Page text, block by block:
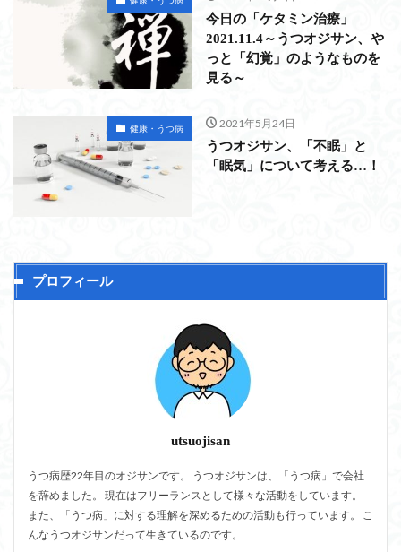
今日の「ケタミン治療」
2021.11.4～うつオジサン、や
っと「幻覚」のようなものを
見る～
健康・うつ病 2021年5月24日
うつオジサン、「不眠」と
「眠気」について考える…！
プロフィール
utsuojisan
うつ病歴22年目のオジサンです。 うつオジサンは、「うつ病」で会社
を辞めました。 現在はフリーランスとして様々な活動をしています。
また、「うつ病」に対する理解を深めるための活動も行っています。 こ
んなうつオジサンだって生きているのです。